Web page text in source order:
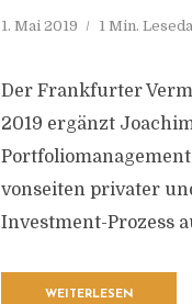
1. Mai 2019 1 Min.
Der Frankfurter
2019 ergänzt
vonseiten privater
Investment-Prozess
WEITERLESEN